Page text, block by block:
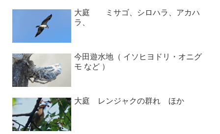
大庭 ミサゴ、シロハラ、アカハ
ラ、
今田遊水地（ イソヒヨドリ・オニグ
モ など ）
大庭 レンジャクの群れ ほか